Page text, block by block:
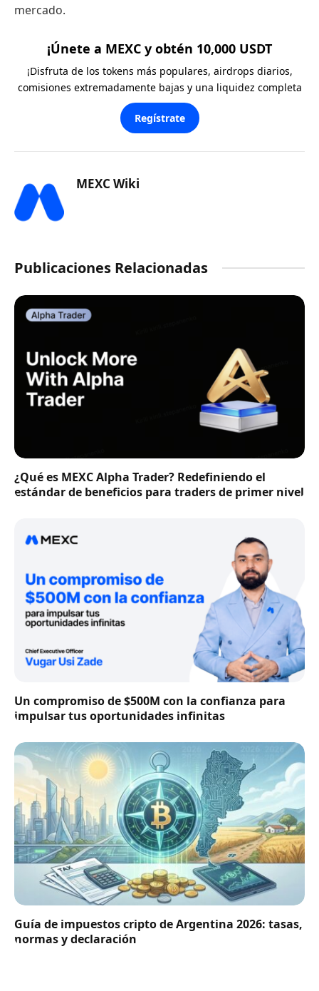
mercado.
¡Únete a MEXC y obtén 10,000 USDT
¡Disfruta de los tokens más populares, airdrops diarios,
comisiones extremadamente bajas y una liquidez completa
Regístrate
MEXC Wiki
Publicaciones Relacionadas
¿Qué es MEXC Alpha Trader? Redefiniendo el
estándar de beneficios para traders de primer nivel
Un compromiso de $500M con la confianza para
impulsar tus oportunidades infinitas
Guía de impuestos cripto de Argentina 2026: tasas,
normas y declaración